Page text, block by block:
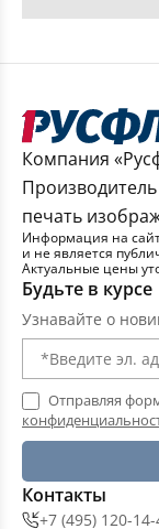
Компания
печать
Информация на
и не является
Актуальные цены
Будьте в курсе
Узнавайте о
Отправляя
Контакты
+7 (495) 120-